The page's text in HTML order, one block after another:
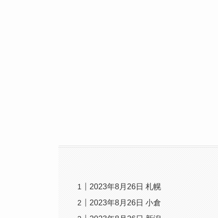
2023年8月26日 札幌
2023年8月26日 小倉